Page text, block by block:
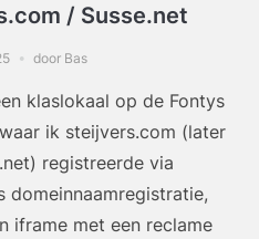
/ Susse.net
door Bas
klaslokaal op de Fontys
ik steijvers.com (later
registreerde via
domeinnaamregistratie,
iframe met een reclame